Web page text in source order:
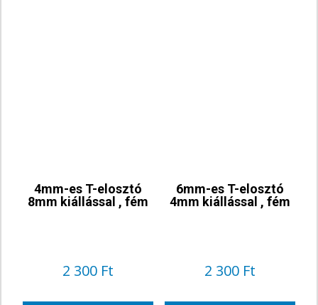
4mm-es T-elosztó
8mm kiállással , fém
2 300 Ft
6mm-es T-elosztó
4mm kiállással , fém
2 300 Ft